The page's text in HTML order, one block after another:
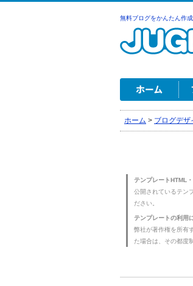
無料ブログをかんたん作成
ホーム > ブログデザ
テンプレートHTML
公開されているテン
ださい。
テンプレートの利用
弊社が著作権を所有
た場合は、その都度